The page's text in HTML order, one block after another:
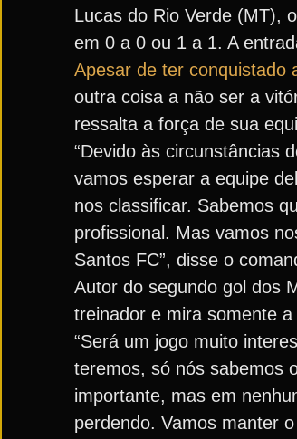
Lucas do Rio Verde (MT),
em 0 a 0 ou 1 a 1. A
Apesar de ter conquistado
outra coisa a não ser a
ressalta a força de sua
“Devido às circunstâncias
vamos esperar a equipe
nos classificar. Sabemos
profissional. Mas vamos
Santos FC”, disse o
Autor do segundo gol dos
treinador e mira somente
“Será um jogo muito
teremos, só nós sabemos
importante, mas em
perdendo. Vamos manter